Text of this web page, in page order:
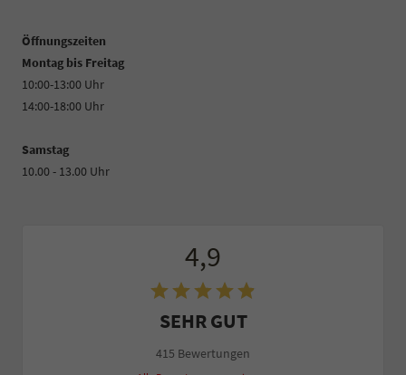
Öffnungszeiten
Montag bis Freitag
10:00-13:00 Uhr
14:00-18:00 Uhr
Samstag
10.00 - 13.00 Uhr
4,9
SEHR GUT
415 Bewertungen